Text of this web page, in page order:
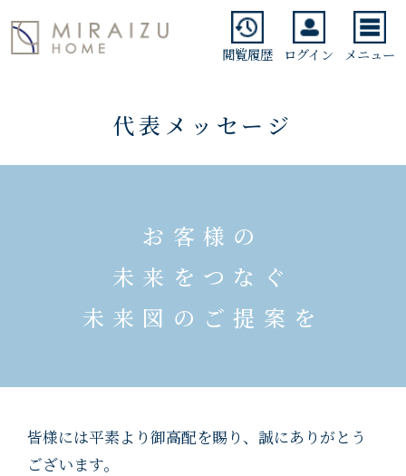
閲覧履歴 ログイン メニュー
代表メッセージ
お客様の
未来をつなぐ
未来図のご提案を
皆様には平素より御高配を賜り、誠にありがとう
ございます。